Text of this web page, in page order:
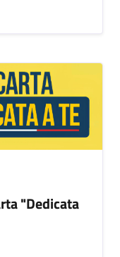
"Dedicata